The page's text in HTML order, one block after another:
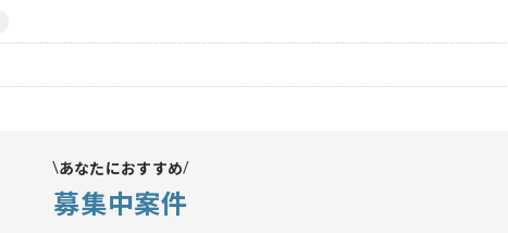
あなたにおすすめ
募集中案件